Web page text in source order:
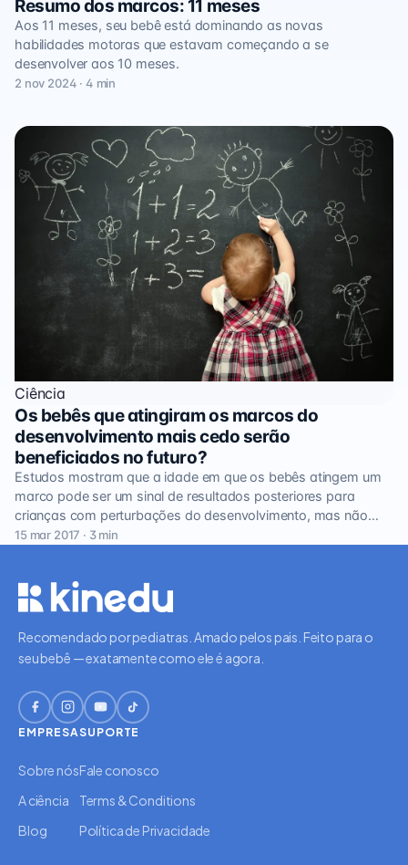
Resumo dos marcos: 11 meses
Aos 11 meses, seu bebê está dominando as novas
habilidades motoras que estavam começando a se
desenvolver aos 10 meses.
2 nov 2024 · 4 min
Ciência
Os bebês que atingiram os marcos do
desenvolvimento mais cedo serão
beneficiados no futuro?
Estudos mostram que a idade em que os bebês atingem um
marco pode ser um sinal de resultados posteriores para
crianças com perturbações do desenvolvimento, mas não…
15 mar 2017 · 3 min
Recomendado por pediatras. Amado pelos pais. Feito para o
seu bebê — exatamente como ele é agora.
EMPRESA
Sobre nós
A ciência
Blog
SUPORTE
Fale conosco
Terms & Conditions
Política de Privacidade